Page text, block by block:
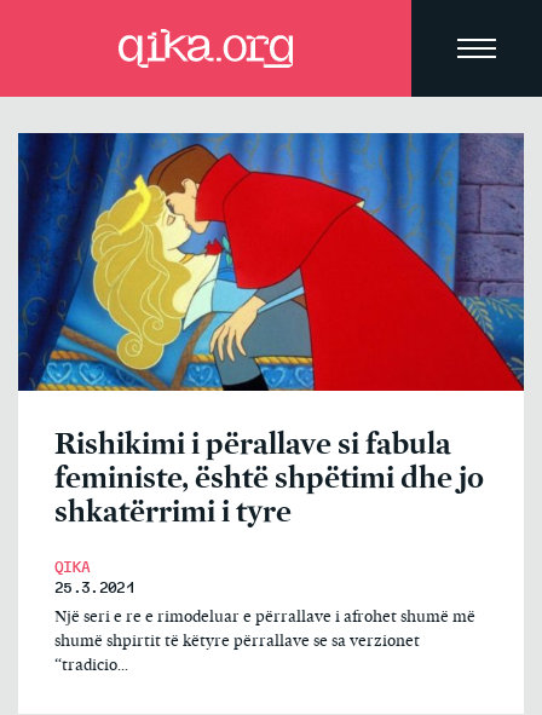
Rishikimi i përallave si fabula
feministe, është shpëtimi dhe jo
shkatërrimi i tyre
QIKA
25.3.2021
Një seri e re e rimodeluar e përrallave i afrohet shumë më
shumë shpirtit të këtyre përrallave se sa verzionet
“tradicio...